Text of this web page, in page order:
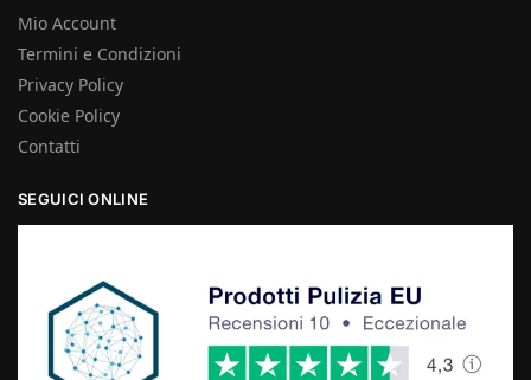
Mio Account
Termini e Condizioni
Privacy Policy
Cookie Policy
Contatti
SEGUICI ONLINE